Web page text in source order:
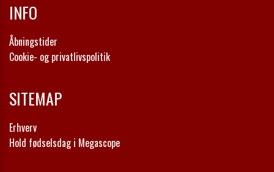
INFO
Åbningstider
Cookie- og privatlivspolitik
SITEMAP
Erhverv
Hold fødselsdag i Megascope